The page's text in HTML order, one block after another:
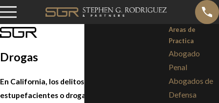
Drogas
En California, los delitos relacionados con
estupefacientes o drogas ilícitas pueden incluir:
Areas de
Practica
Abogado
Penal
Abogados de
Defensa